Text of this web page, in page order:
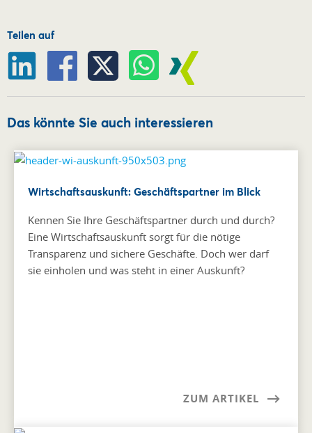
Teilen auf
Das könnte Sie auch interessieren
Wirtschaftsauskunft: Geschäftspartner im Blick
Kennen Sie Ihre Geschäftspartner durch und durch?
Eine Wirtschaftsauskunft sorgt für die nötige
Transparenz und sichere Geschäfte. Doch wer darf
sie einholen und was steht in einer Auskunft?
ZUM ARTIKEL